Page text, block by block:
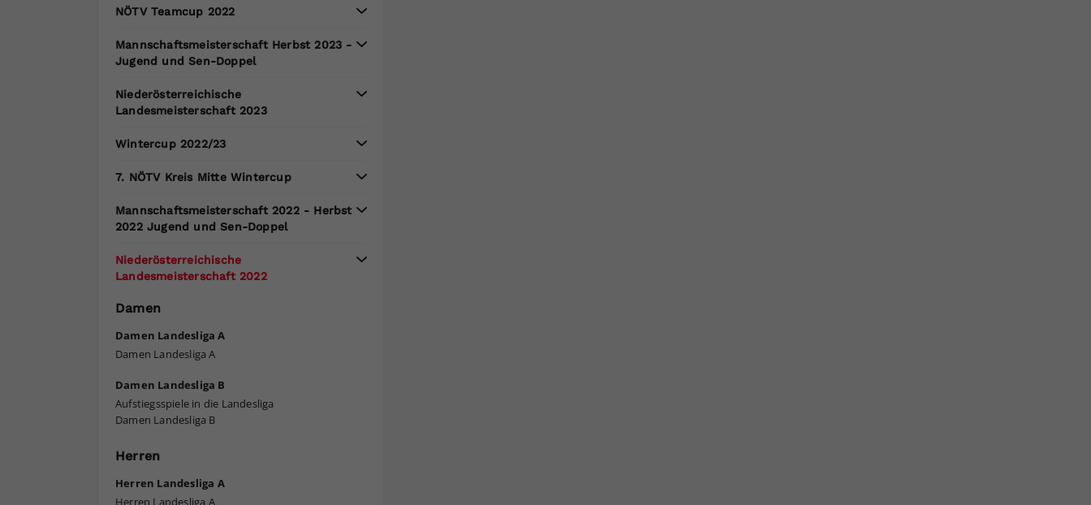
NÖTV Teamcup 2022
Mannschaftsmeisterschaft Herbst 2023 -
Jugend und Sen-Doppel
Niederösterreichische
Landesmeisterschaft 2023
Wintercup 2022/23
7. NÖTV Kreis Mitte Wintercup
Mannschaftsmeisterschaft 2022 - Herbst
2022 Jugend und Sen-Doppel
Niederösterreichische
Landesmeisterschaft 2022
Damen
Damen Landesliga A
Damen Landesliga A
Damen Landesliga B
Aufstiegsspiele in die Landesliga
Damen Landesliga B
Herren
Herren Landesliga A
Herren Landesliga A